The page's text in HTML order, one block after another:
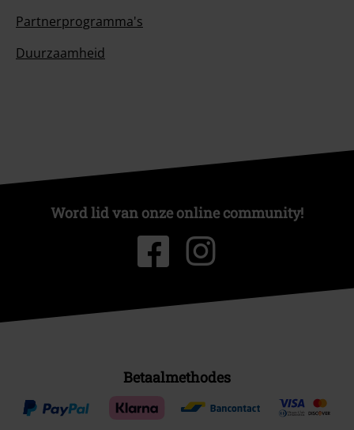
Partnerprogramma's
Duurzaamheid
Word lid van onze online community!
Betaalmethodes